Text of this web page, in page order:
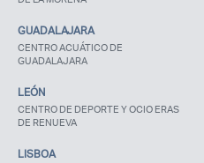
GUADALAJARA
CENTRO ACUÁTICO DE
GUADALAJARA
LEÓN
CENTRO DE DEPORTE Y OCIO ERAS
DE RENUEVA
LISBOA